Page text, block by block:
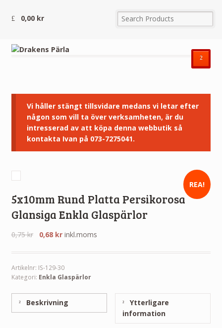
0,00 kr
²
Vi håller stängt tillsvidare medans vi letar efter
någon som vill ta över verksamheten, är du
intresserad av att köpa denna webbutik så
kontakta Ivan på 073-7275041.
REA!
5x10mm Rund Platta Persikorosa
Glansiga Enkla Glaspärlor
0,75kr 0,68 kr inkl.moms
Artikelnr: IS-129-30
Kategori: Enkla Glaspärlor
Beskrivning
Ytterligare
information